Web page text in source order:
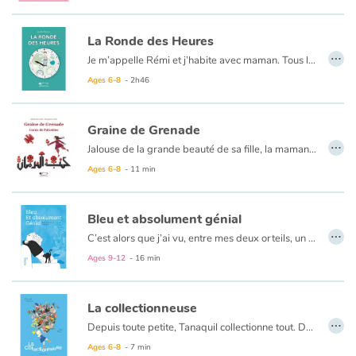
La Ronde des Heures
Je m’appelle Rémi et j’habite avec maman. Tous les jours, elle me réveille, m’aide à me laver, à m’habiller. Elle me prépare à manger, me fait lire… Elle est toujours avec moi, sauf quand je suis à l’école. Aujourd’hui, quand je suis rentré, maman n’était pas là. J’ai pensé qu’elle me faisait une blague et je l’ai cherchée partout, mais je ne l’ai pas trouvée. Où est-elle?? Et surtout, comment vais-je me réveiller, me laver, m’habiller, manger?? Toutes ces questions me donnent mal à la tête, alors j’ai pris mon cahier de lecture et je m’y suis mis. D’habitude, la lecture me fatigue, mais là, elle me permet d’oublier que maman n’est pas là. Et puis, quand elle rentrera, elle sera fière de moi?!
Ages 6-8 - 2h46
…
Graine de Grenade
Jalouse de la grande beauté de sa fille, la maman de Graine de Grenade décide de l’abandonner dans les bois. Graine de Grenade est sauvée par une étrange ogresse qui l’adopte et l’élève. Mais sa mère l’apprend et lui fait parvenir un peigne aux dents empoisonnées…
Ages 6-8 - 11 min
…
Bleu et absolument génial
C’est alors que j’ai vu, entre mes deux orteils, un petit fil bleu. Un brin de laine de mes chaussettes, celles que Maman m’avait offertes. Ça m’a calmée d’un coup.
Ages 9-12 - 16 min
…
La collectionneuse
Depuis toute petite, Tanaquil collectionne tout. Des doudous et des peluches, des mousses et des lichens, des autocollants et du parfum, des théières et des guitares. Tant et si bien que, tout le long de sa vie, Tanaquil n’a jamais eu de place pour autre chose... Saura-t-elle accueillir ce qui pourrait arriver ?
Ages 6-8 - 7 min
…